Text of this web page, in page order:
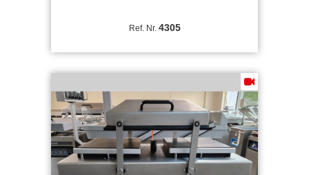
Ref. Nr. 4305